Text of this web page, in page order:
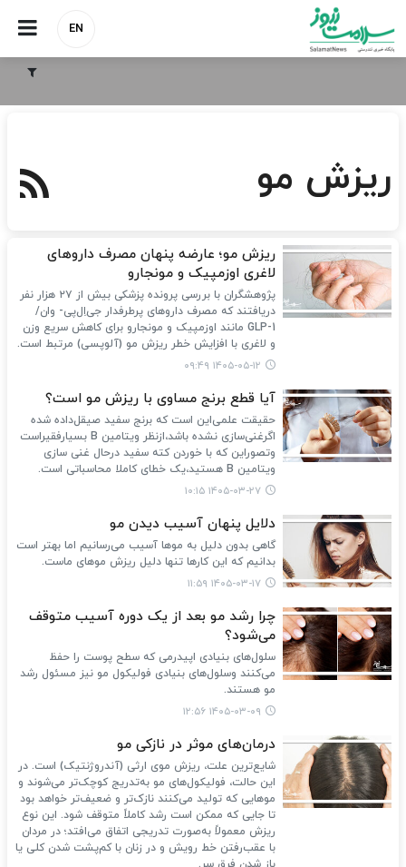
EN
ریزش مو
ریزش مو؛ عارضه پنهان مصرف داروهای
لاغری اوزمپیک و مونجارو
پژوهشگران با بررسی پرونده پزشکی بیش از ۲۷ هزار نفر
دریافتند که مصرف داروهای پرطرفدار جی‌اِل‌پی‌- وان/
GLP-1 مانند اوزمپیک و مونجارو برای کاهش سریع وزن
و لاغری با افزایش خطر ریزش مو (آلوپسی) مرتبط است.
۱۴۰۵-۰۵-۱۲ ۰۹:۴۹
آیا قطع برنج مساوی با ریزش مو است؟
حقیقت علمی‌این است که برنج سفید صیقل‌داده شده
اگرغنی‌سازی نشده باشد،ازنظر ویتامین B بسیارفقیراست
وتصوراین که با خوردن کته سفید درحال غنی سازی
ویتامین B هستید،یک خطای کاملا محاسباتی است.
۱۴۰۵-۰۳-۲۷ ۱۰:۱۵
دلایل پنهان آسیب دیدن مو
گاهی بدون دلیل به موها آسیب می‌رسانیم اما بهتر است
بدانیم که این کارها تنها دلیل ریزش موهای ماست.
۱۴۰۵-۰۳-۱۷ ۱۱:۵۹
چرا رشد مو بعد از یک دوره آسیب متوقف
می‌شود؟
سلول‌های بنیادی اپیدرمی که سطح پوست را حفظ
می‌کنند وسلول‌های بنیادی فولیکول مو نیز مسئول رشد
مو هستند.
۱۴۰۵-۰۳-۰۹ ۱۲:۵۶
درمان‌های موثر در نازکی مو
شایع‌ترین علت، ریزش موی ارثی (آندروژنتیک) است. در
این حالت، فولیکول‌های مو به‌تدریج کوچک‌تر می‌شوند و
موهایی که تولید می‌کنند نازک‌تر و ضعیف‌تر خواهد بود
تا جایی که ممکن است رشد کاملاً متوقف شود. این نوع
ریزش معمولاً به‌صورت تدریجی اتفاق می‌افتد؛ در مردان
با عقب‌رفتن خط رویش و در زنان با کم‌پشت شدن کلی یا